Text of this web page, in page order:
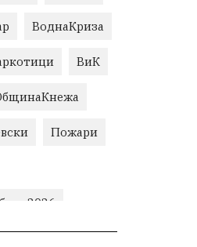
ВоднаКриза
ВиК
Пожари